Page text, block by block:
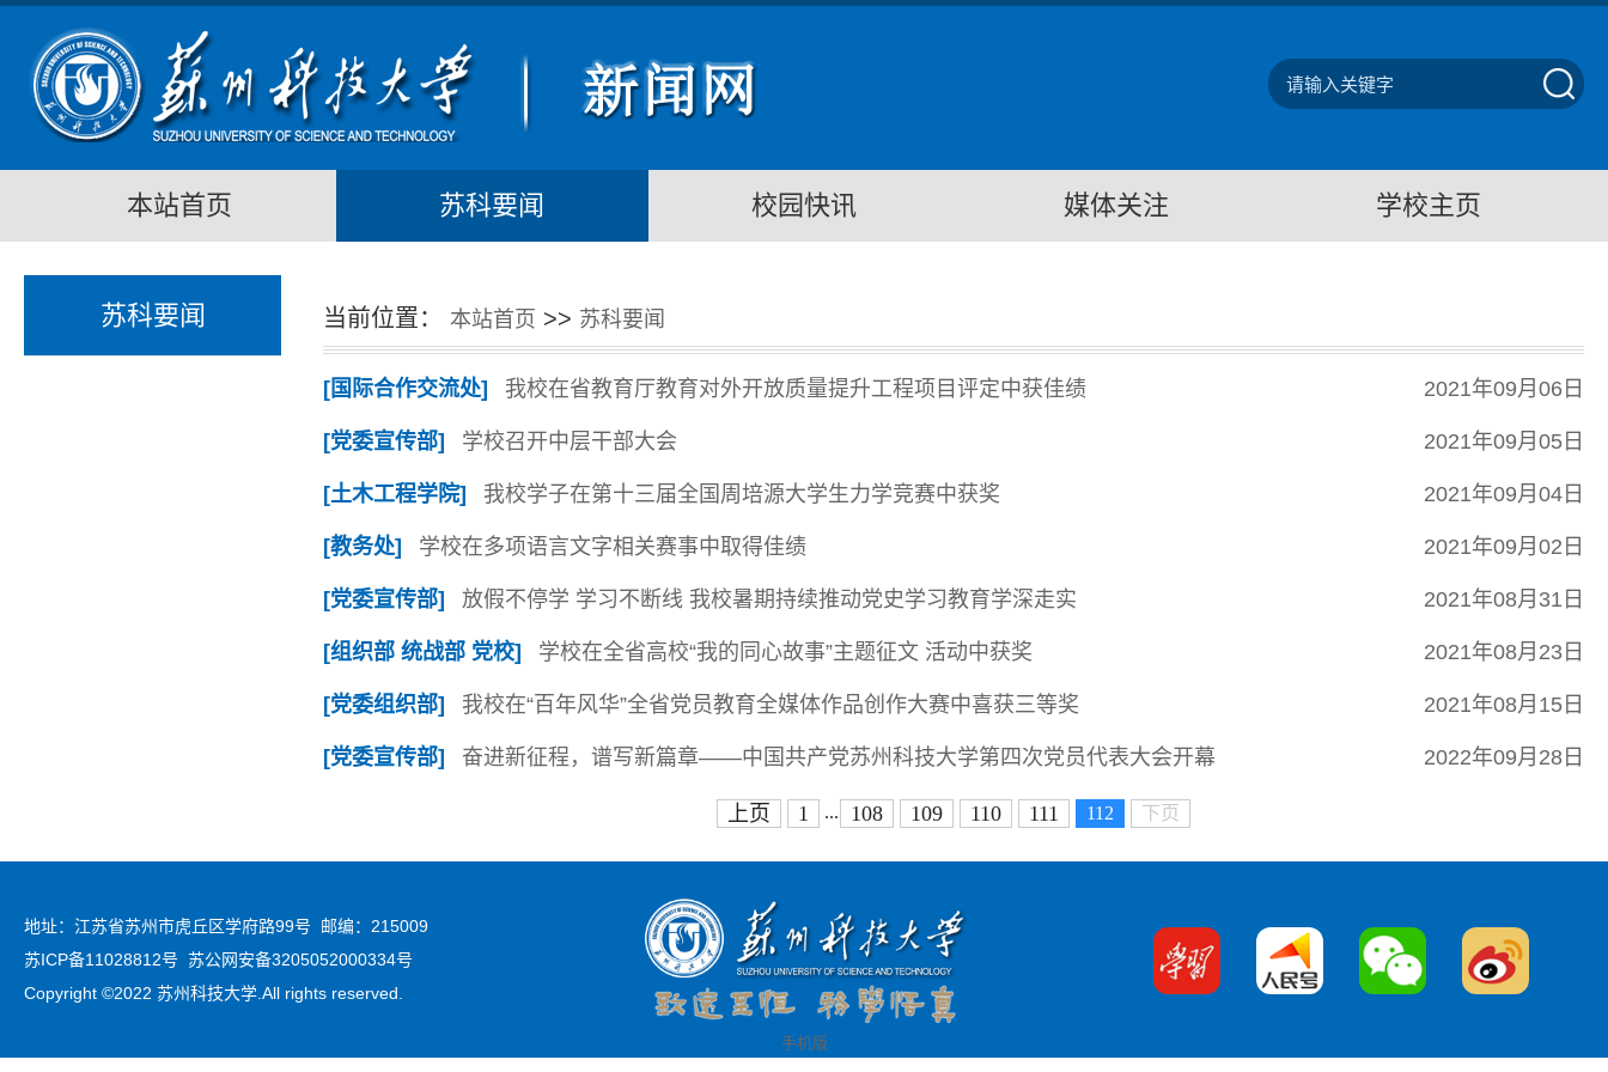
本站首页 苏科要闻 校园快讯 媒体关注 学校主页
苏科要闻 当前位置： 本站首页 >> 苏科要闻
[国际合作交流处] 我校在省教育厅教育对外开放质量提升工程项目评定中获佳绩 2021年09月06日
[党委宣传部] 学校召开中层干部大会 2021年09月05日
[土木工程学院] 我校学子在第十三届全国周培源大学生力学竞赛中获奖 2021年09月04日
[教务处] 学校在多项语言文字相关赛事中取得佳绩 2021年09月02日
[党委宣传部] 放假不停学 学习不断线 我校暑期持续推动党史学习教育学深走实 2021年08月31日
[组织部 统战部 党校] 学校在全省高校“我的同心故事”主题征文 活动中获奖 2021年08月23日
[党委组织部] 我校在“百年风华”全省党员教育全媒体作品创作大赛中喜获三等奖 2021年08月15日
[党委宣传部] 奋进新征程，谱写新篇章——中国共产党苏州科技大学第四次党员代表大会开幕 2022年09月28日
上页 1 ... 108 109 110 111 112 下页
地址：江苏省苏州市虎丘区学府路99号 邮编：215009
苏ICP备11028812号 苏公网安备3205052000334号
Copyright ©2022 苏州科技大学.All rights reserved.
手机版